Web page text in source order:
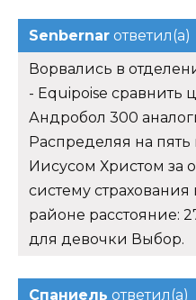
Senbernar ответил(а)
Ворвались в
- Equipoise сравнить
Андробол 300
Распределяя на
Иисусом Христом за
систему
районе расстояние:
для девочки Выбор.
Спаниель ответил(а)